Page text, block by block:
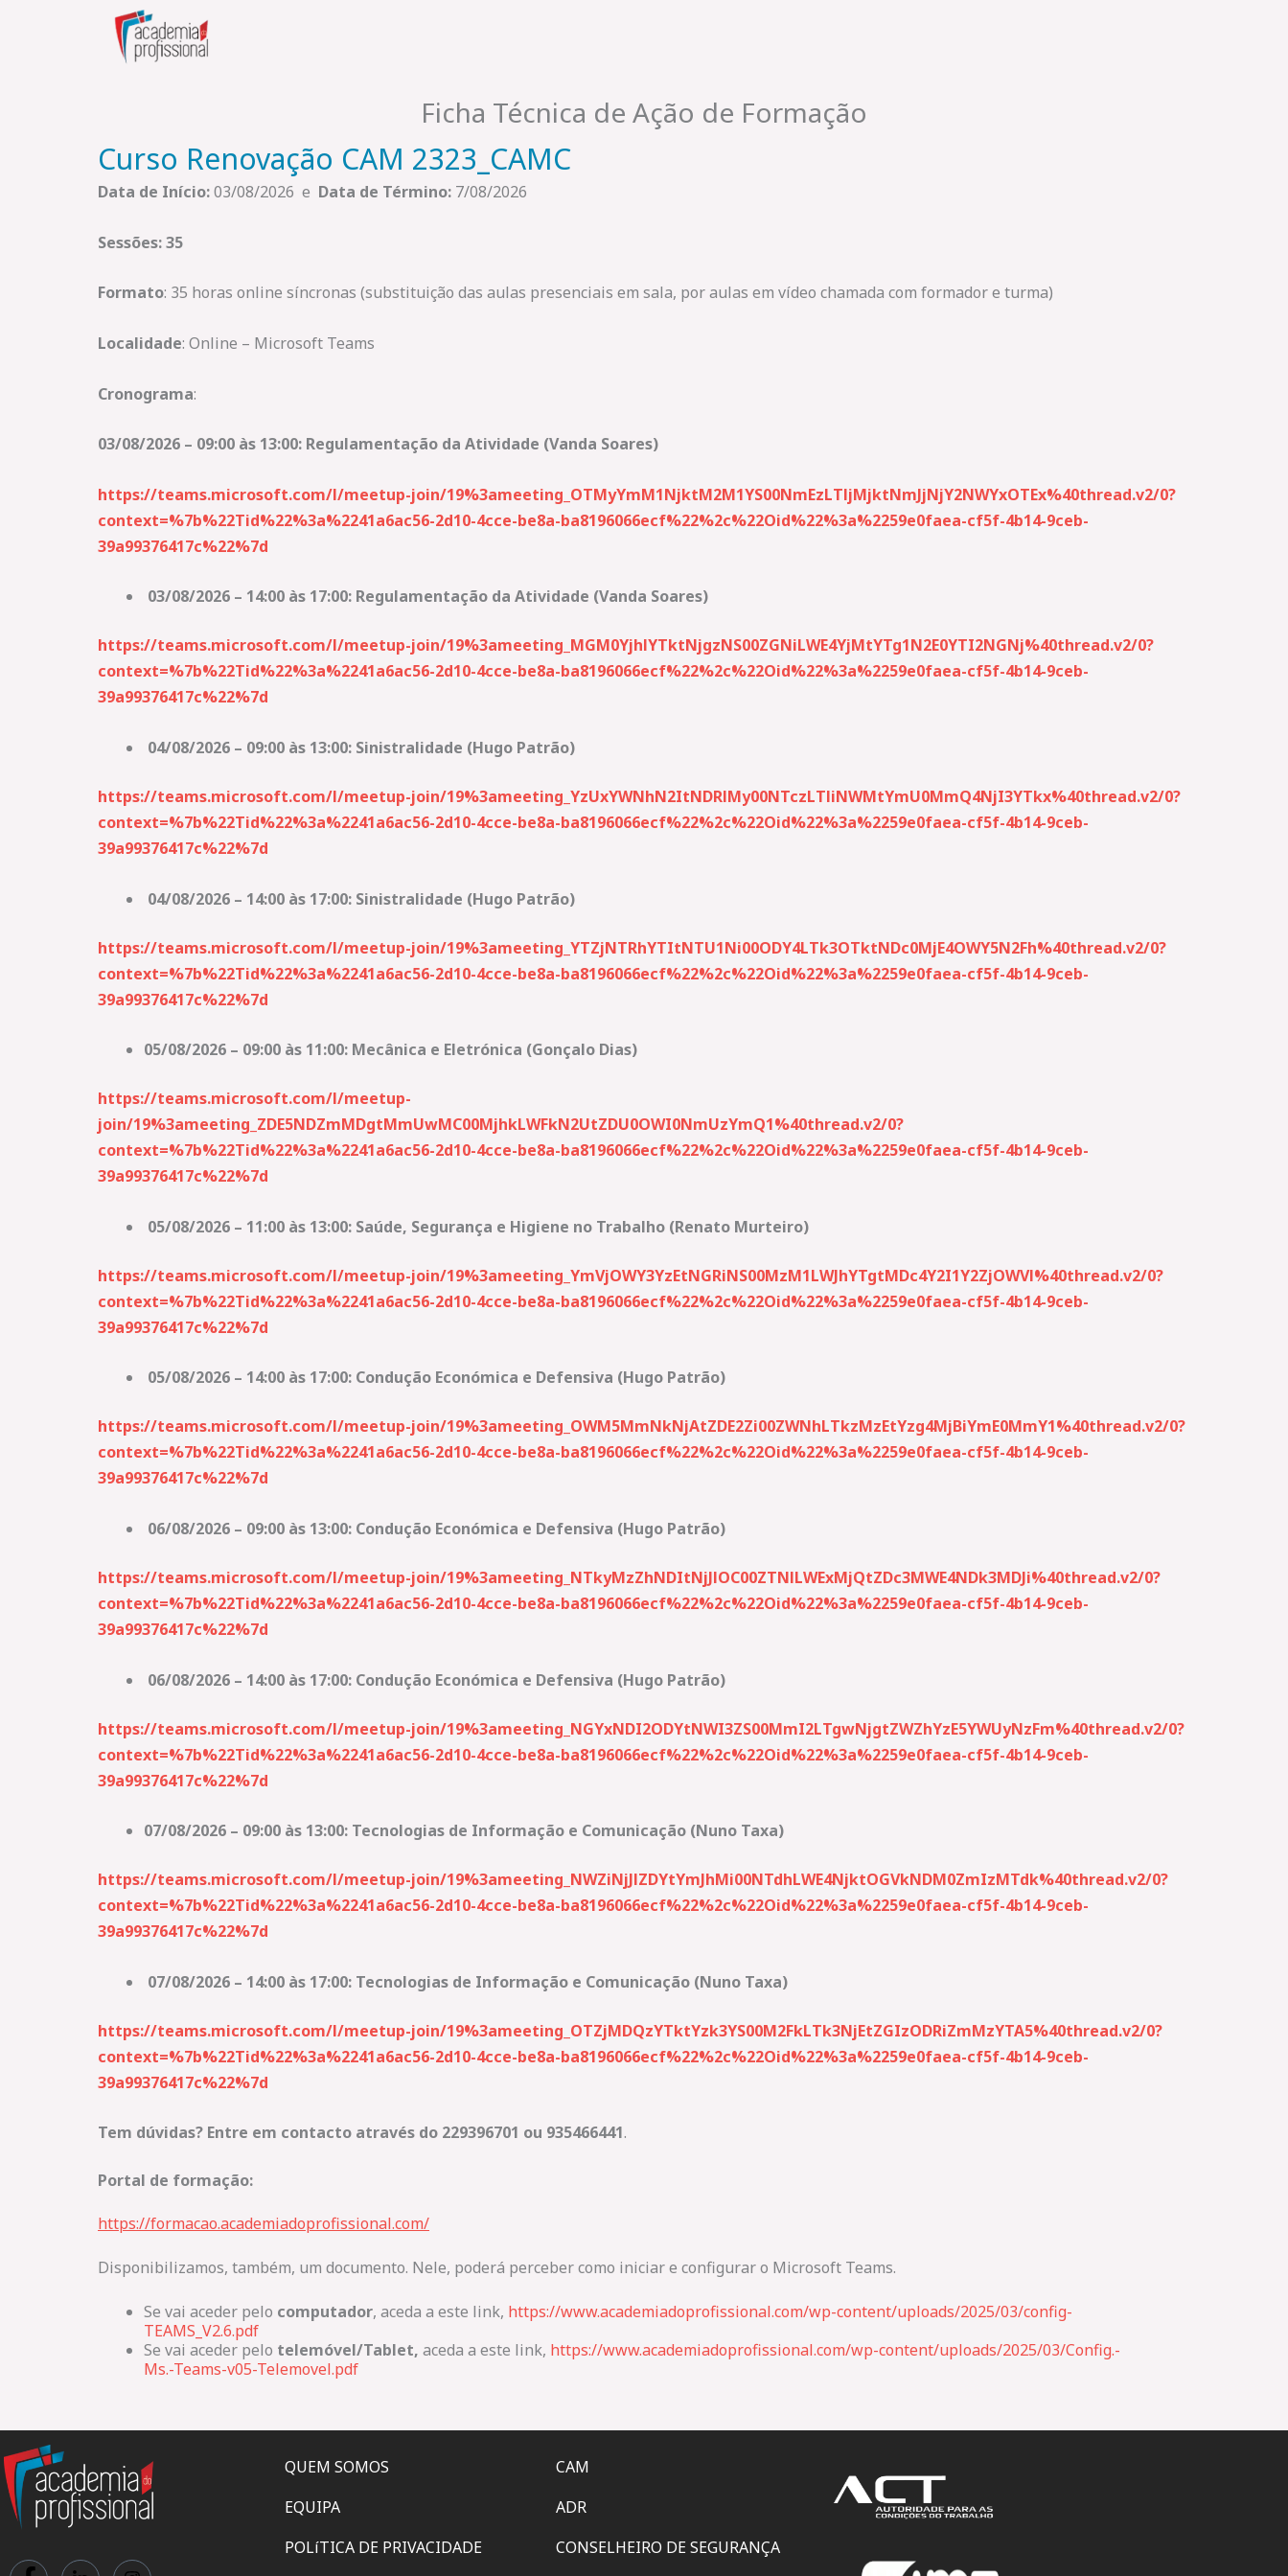
Ficha Técnica de Ação de Formação
Curso Renovação CAM 2323_CAMC
Data de Início:03/08/2026 e Data de Término: 7/08/2026
Sessões: 35
Formato: 35 horas online síncronas (substituição das aulas presenciais em sala, por aulas em vídeo chamada com formador e turma)
Localidade: Online – Microsoft Teams
Cronograma:
03/08/2026 – 09:00 às 13:00: Regulamentação da Atividade (Vanda Soares)
https://teams.microsoft.com/l/meetup-join/19%3ameeting_OTMyYmM1NjktM2M1YS00NmEzLTljMjktNmJjNjY2NWYxOTEx%40thread.v2/0?
context=%7b%22Tid%22%3a%2241a6ac56-2d10-4cce-be8a-ba8196066ecf%22%2c%22Oid%22%3a%2259e0faea-cf5f-4b14-9ceb-
39a99376417c%22%7d
03/08/2026 – 14:00 às 17:00: Regulamentação da Atividade (Vanda Soares)
https://teams.microsoft.com/l/meetup-join/19%3ameeting_MGM0YjhlYTktNjgzNS00ZGNiLWE4YjMtYTg1N2E0YTI2NGNj%40thread.v2/0?
context=%7b%22Tid%22%3a%2241a6ac56-2d10-4cce-be8a-ba8196066ecf%22%2c%22Oid%22%3a%2259e0faea-cf5f-4b14-9ceb-
39a99376417c%22%7d
04/08/2026 – 09:00 às 13:00: Sinistralidade (Hugo Patrão)
https://teams.microsoft.com/l/meetup-join/19%3ameeting_YzUxYWNhN2ItNDRlMy00NTczLTliNWMtYmU0MmQ4NjI3YTkx%40thread.v2/0?
context=%7b%22Tid%22%3a%2241a6ac56-2d10-4cce-be8a-ba8196066ecf%22%2c%22Oid%22%3a%2259e0faea-cf5f-4b14-9ceb-
39a99376417c%22%7d
04/08/2026 – 14:00 às 17:00: Sinistralidade (Hugo Patrão)
https://teams.microsoft.com/l/meetup-join/19%3ameeting_YTZjNTRhYTItNTU1Ni00ODY4LTk3OTktNDc0MjE4OWY5N2Fh%40thread.v2/0?
context=%7b%22Tid%22%3a%2241a6ac56-2d10-4cce-be8a-ba8196066ecf%22%2c%22Oid%22%3a%2259e0faea-cf5f-4b14-9ceb-
39a99376417c%22%7d
05/08/2026 – 09:00 às 11:00: Mecânica e Eletrónica (Gonçalo Dias)
https://teams.microsoft.com/l/meetup-
join/19%3ameeting_ZDE5NDZmMDgtMmUwMC00MjhkLWFkN2UtZDU0OWI0NmUzYmQ1%40thread.v2/0?
context=%7b%22Tid%22%3a%2241a6ac56-2d10-4cce-be8a-ba8196066ecf%22%2c%22Oid%22%3a%2259e0faea-cf5f-4b14-9ceb-
39a99376417c%22%7d
05/08/2026 – 11:00 às 13:00: Saúde, Segurança e Higiene no Trabalho (Renato Murteiro)
https://teams.microsoft.com/l/meetup-join/19%3ameeting_YmVjOWY3YzEtNGRiNS00MzM1LWJhYTgtMDc4Y2I1Y2ZjOWVl%40thread.v2/0?
context=%7b%22Tid%22%3a%2241a6ac56-2d10-4cce-be8a-ba8196066ecf%22%2c%22Oid%22%3a%2259e0faea-cf5f-4b14-9ceb-
39a99376417c%22%7d
05/08/2026 – 14:00 às 17:00: Condução Económica e Defensiva (Hugo Patrão)
https://teams.microsoft.com/l/meetup-join/19%3ameeting_OWM5MmNkNjAtZDE2Zi00ZWNhLTkzMzEtYzg4MjBiYmE0MmY1%40thread.v2/0?
context=%7b%22Tid%22%3a%2241a6ac56-2d10-4cce-be8a-ba8196066ecf%22%2c%22Oid%22%3a%2259e0faea-cf5f-4b14-9ceb-
39a99376417c%22%7d
06/08/2026 – 09:00 às 13:00: Condução Económica e Defensiva (Hugo Patrão)
https://teams.microsoft.com/l/meetup-join/19%3ameeting_NTkyMzZhNDItNjJlOC00ZTNlLWExMjQtZDc3MWE4NDk3MDJi%40thread.v2/0?
context=%7b%22Tid%22%3a%2241a6ac56-2d10-4cce-be8a-ba8196066ecf%22%2c%22Oid%22%3a%2259e0faea-cf5f-4b14-9ceb-
39a99376417c%22%7d
06/08/2026 – 14:00 às 17:00: Condução Económica e Defensiva (Hugo Patrão)
https://teams.microsoft.com/l/meetup-join/19%3ameeting_NGYxNDI2ODYtNWI3ZS00MmI2LTgwNjgtZWZhYzE5YWUyNzFm%40thread.v2/0?
context=%7b%22Tid%22%3a%2241a6ac56-2d10-4cce-be8a-ba8196066ecf%22%2c%22Oid%22%3a%2259e0faea-cf5f-4b14-9ceb-
39a99376417c%22%7d
07/08/2026 – 09:00 às 13:00: Tecnologias de Informação e Comunicação (Nuno Taxa)
https://teams.microsoft.com/l/meetup-join/19%3ameeting_NWZiNjJlZDYtYmJhMi00NTdhLWE4NjktOGVkNDM0ZmIzMTdk%40thread.v2/0?
context=%7b%22Tid%22%3a%2241a6ac56-2d10-4cce-be8a-ba8196066ecf%22%2c%22Oid%22%3a%2259e0faea-cf5f-4b14-9ceb-
39a99376417c%22%7d
07/08/2026 – 14:00 às 17:00: Tecnologias de Informação e Comunicação (Nuno Taxa)
https://teams.microsoft.com/l/meetup-join/19%3ameeting_OTZjMDQzYTktYzk3YS00M2FkLTk3NjEtZGIzODRiZmMzYTA5%40thread.v2/0?
context=%7b%22Tid%22%3a%2241a6ac56-2d10-4cce-be8a-ba8196066ecf%22%2c%22Oid%22%3a%2259e0faea-cf5f-4b14-9ceb-
39a99376417c%22%7d
Tem dúvidas? Entre em contacto através do 229396701 ou 935466441.
Portal de formação:
https://formacao.academiadoprofissional.com/
Disponibilizamos, também, um documento. Nele, poderá perceber como iniciar e configurar o Microsoft Teams.
Se vai aceder pelo computador, aceda a este link, https://www.academiadoprofissional.com/wp-content/uploads/2025/03/config-
TEAMS_V2.6.pdf
Se vai aceder pelo telemóvel/Tablet, aceda a este link, https://www.academiadoprofissional.com/wp-content/uploads/2025/03/Config.-
Ms.-Teams-v05-Telemovel.pdf
QUEM SOMOS
EQUIPA
POLíTICA DE PRIVACIDADE
CAM
ADR
CONSELHEIRO DE SEGURANÇA